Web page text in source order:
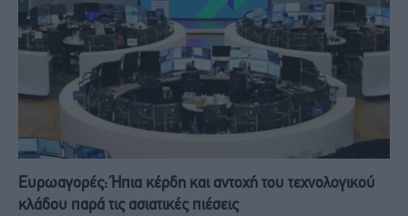
Ευρωαγορές: Ήπια κέρδη και αντοχή του τεχνολογικού
κλάδου παρά τις ασιατικές πιέσεις